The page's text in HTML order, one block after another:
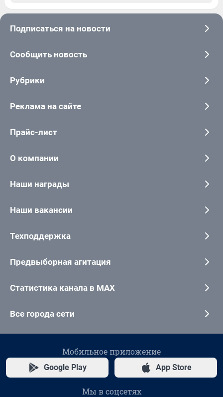
Подписаться на новости
Сообщить новость
Рубрики
Реклама на сайте
Прайс-лист
О компании
Наши награды
Наши вакансии
Техподдержка
Предвыборная агитация
Статистика канала в MAX
Все города сети
Мобильное приложение
Google Play App Store
Мы в соцсетях